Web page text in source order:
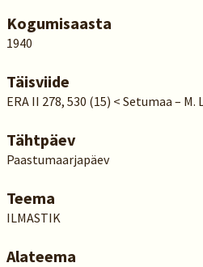
Kogumisaasta
1940
Täisviide
ERA II 278, 530 (15) < Setumaa – M.
Tähtpäev
Paastumaarjapäev
Teema
ILMASTIK
Alateema